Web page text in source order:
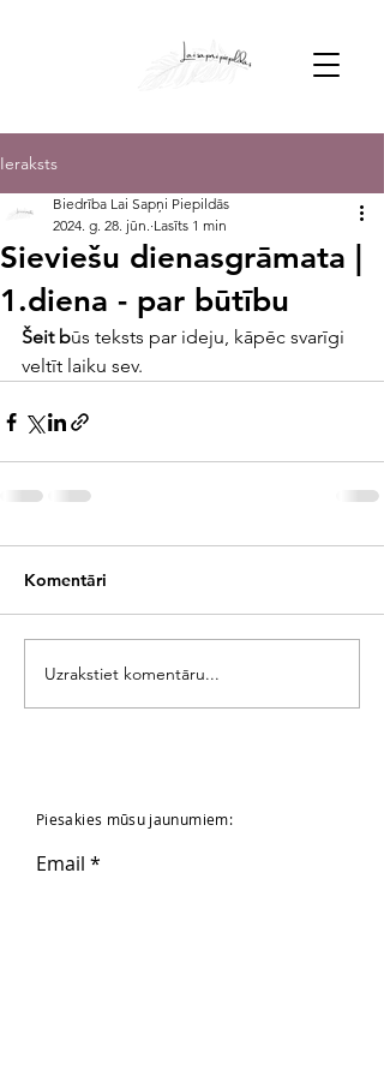
Ieraksts
Sieviešu dienasgrāmata |
1.diena - par būtību
Biedrība Lai Sapņi Piepildās
2024. g. 28. jūn. Lasīts 1 min
Šeit būs teksts par ideju, kāpēc svarīgi
veltīt laiku sev.
Komentāri
Uzrakstiet komentāru...
Piesakies mūsu jaunumiem:
Email